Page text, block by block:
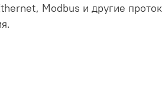
Modbus и другие